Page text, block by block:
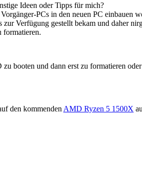
Ideen oder Tipps für mich?
PCs in den neuen PC
Verfügung gestellt bekam und daher
formatieren.
booten und dann erst zu formatieren
den kommenden AMD Ryzen 5 1500X